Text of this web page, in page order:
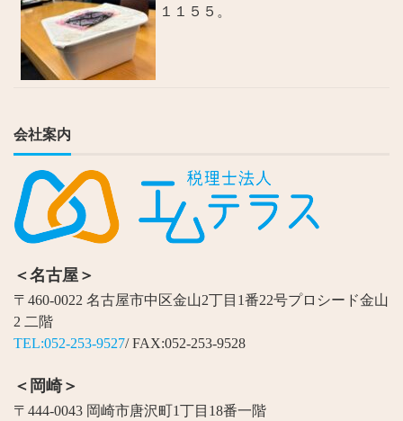
１１５５。
会社案内
＜名古屋＞
〒460-0022 名古屋市中区金山2丁目1番22号プロシード金山
2 二階
TEL:052-253-9527/ FAX:052-253-9528
＜岡崎＞
〒444-0043 岡崎市唐沢町1丁目18番一階